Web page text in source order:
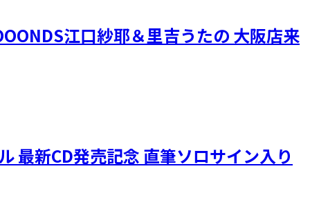
江口紗耶＆里吉うたの 大阪店来
最新CD発売記念 直筆ソロサイン入り